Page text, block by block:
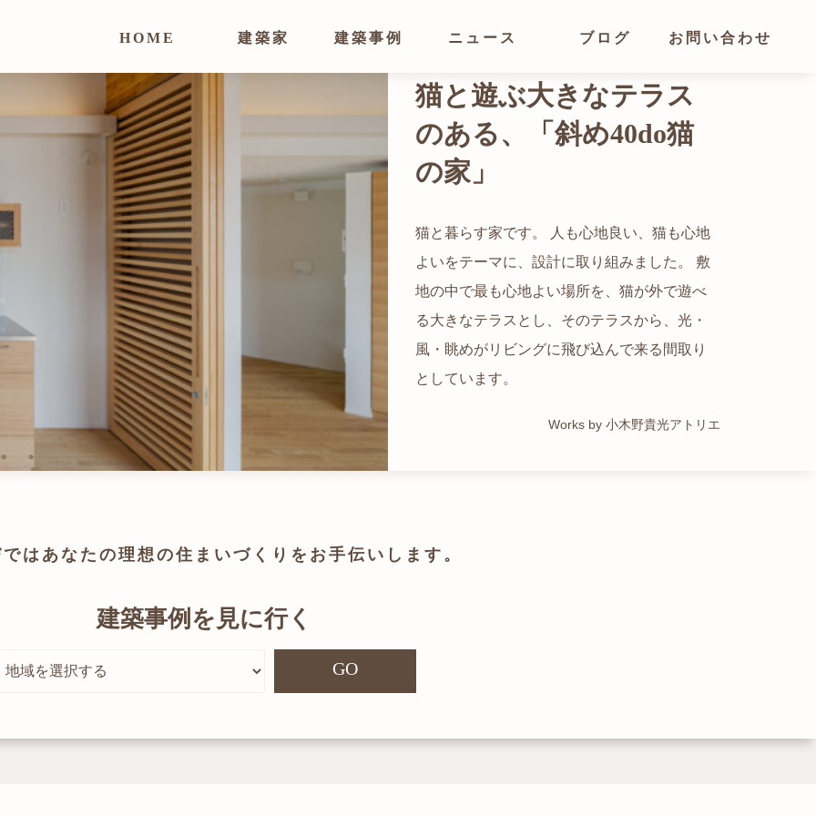
HOME 建築家 建築事例 ニュース ブログ お問い合わせ
猫と暮らす家です。 人も心地良い、猫も心地
よいをテーマに、設計に取り組みました。 敷
地の中で最も心地よい場所を、猫が外で遊べ
る大きなテラスとし、そのテラスから、光・
風・眺めがリビングに飛び込んで来る間取り
としています。
Works by 小木野貴光アトリエ
光が溢れ、広がりある
都心でありながらも緑の多いエリアです。 そ
の緑の借景も取り入れること、窓の配置を工
夫することで、光を取り入れながらも、カー
テンを閉じずに生活できる様設計していま
す。
Works by トレイルアーキテクツ 一級建築士事務所
自然の中の岩山を切り開いて造った、ワイル
ドなゲストハウスをイメージした空間が広が
る都市型住宅です。
Works by ZAG空間設計舎
かつての機織り工場が、その趣を残しつつ孫
世帯の住居へと蘇りました。
Works by ZAG空間設計舎
は あなたの理想の住まいづくりを お手伝いします。
建築事例を見に行く
GO